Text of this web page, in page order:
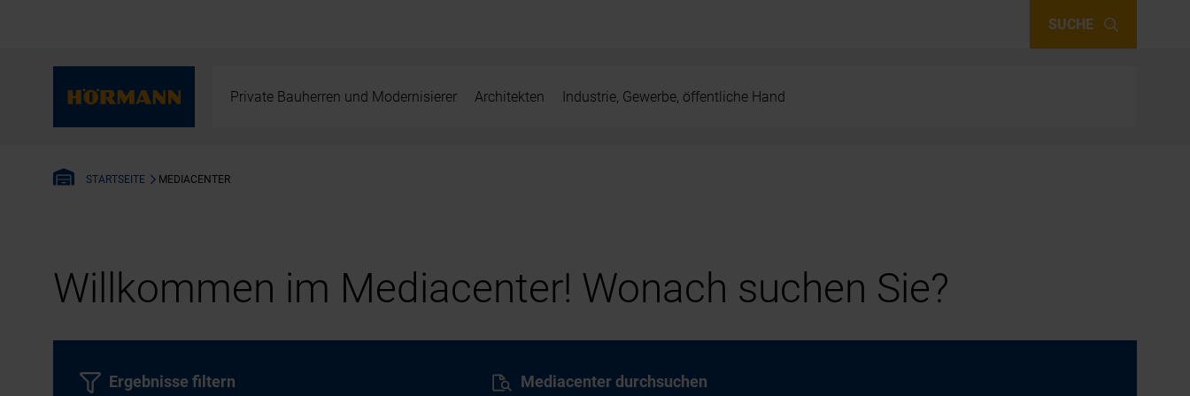
SUCHE
Private Bauherren und Modernisierer Architekten Industrie, Gewerbe, öffentliche Hand
STARTSEITE MEDIACENTER
Willkommen im Mediacenter! Wonach suchen Sie?
Mediacenter durchsuchen
Ergebnisse filtern